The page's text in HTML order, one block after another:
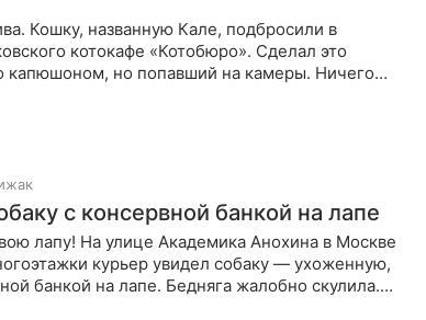
Кошку, названную Кале, подбросили в
котокафе «Котобюро». Сделал это
капюшоном, но попавший на камеры. Ничего
с консервной банкой на лапе
лапу! На улице Академика Анохина в Москве
курьер увидел собаку — ухоженную,
банкой на лапе. Бедняга жалобно скулила.